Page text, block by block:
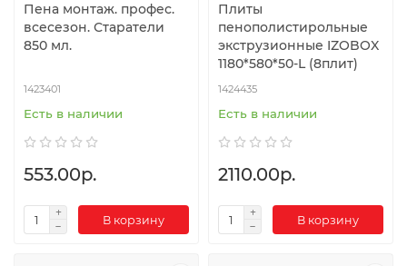
Пена монтаж. профес.
всесезон. Старатели
850 мл.
1423401
Есть в наличии
553.00р.
В корзину
Плиты
пенополистирольные
экструзионные IZOBOX
1180*580*50-L (8плит)
1424435
Есть в наличии
2110.00р.
В корзину